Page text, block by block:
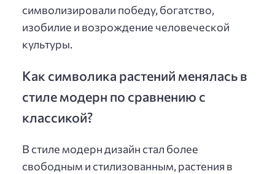
символизировали победу, богатство,
изобилие и возрождение человеческой
культуры.
Как символика растений менялась в
стиле модерн по сравнению с
классикой?
В стиле модерн дизайн стал более
свободным и стилизованным, растения в